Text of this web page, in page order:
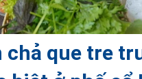
chả que tre